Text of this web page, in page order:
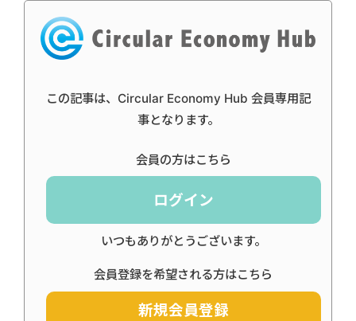
この記事は、Circular Economy Hub 会員専用記
事となります。
会員の方はこちら
ログイン
いつもありがとうございます。
会員登録を希望される方はこちら
新規会員登録